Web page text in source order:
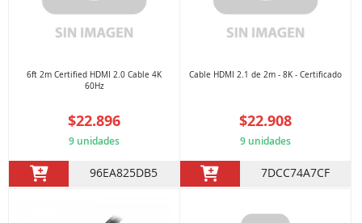
6ft 2m Certified HDMI 2.0 Cable 4K
60Hz
$22.896
9 unidades
96EA825DB5
Cable HDMI 2.1 de 2m - 8K - Certificado
$22.908
9 unidades
7DCC74A7CF